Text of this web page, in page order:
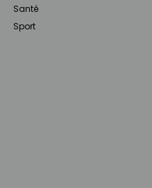
Santé
Sport